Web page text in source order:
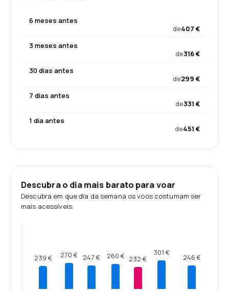
6 meses antes
de407 €
3 meses antes
de316 €
30 dias antes
de299 €
7 dias antes
de331 €
1 dia antes
de451 €
Descubra o dia mais barato para voar
Descubra em que dia da semana os voos costumam ser
mais acessíveis.
239 € 270 € 247 € 260 € 232 €
301 €
246 €